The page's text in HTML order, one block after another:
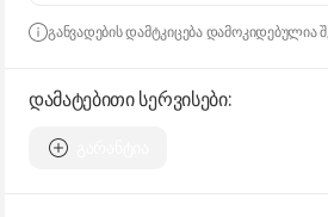
განვადების დამტკიცება
დამატებითი სერვისები: